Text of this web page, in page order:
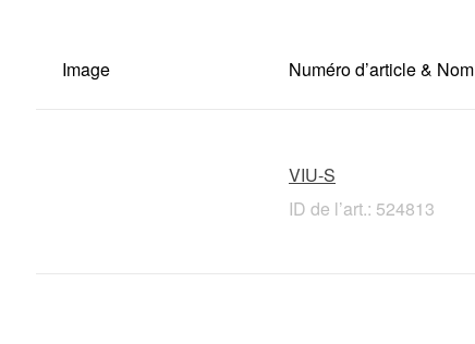
Image Numéro d’article & Nom
VIU-S
ID de l’art.: 524813